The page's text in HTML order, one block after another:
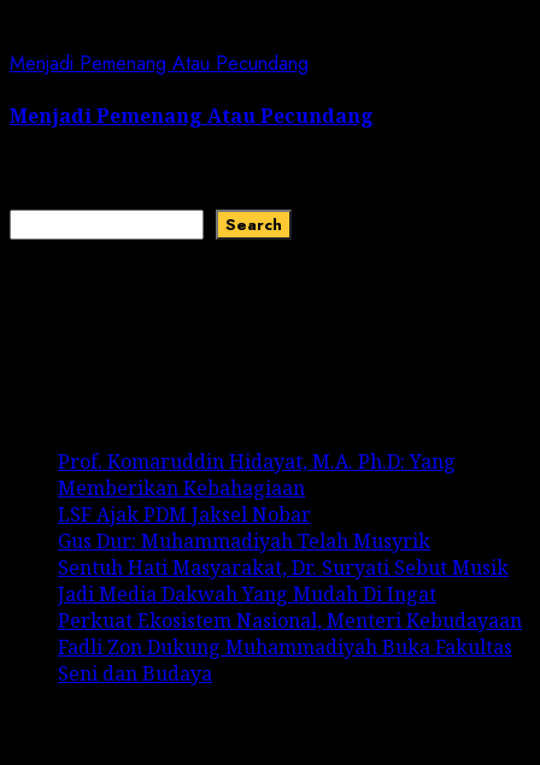
Menjadi Pemenang Atau Pecundang
Menjadi Pemenang Atau Pecundang
Search
Prof. Komaruddin Hidayat, M.A. Ph.D: Yang
Memberikan Kebahagiaan
LSF Ajak PDM Jaksel Nobar
Gus Dur: Muhammadiyah Telah Musyrik
Sentuh Hati Masyarakat, Dr. Suryati Sebut Musik
Jadi Media Dakwah Yang Mudah Di Ingat
Perkuat Ekosistem Nasional, Menteri Kebudayaan
Fadli Zon Dukung Muhammadiyah Buka Fakultas
Seni dan Budaya